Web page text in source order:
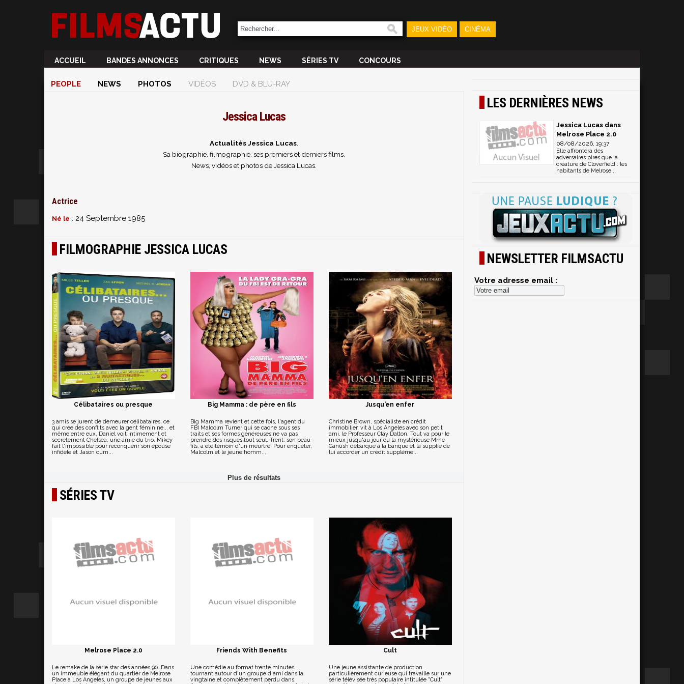
JEUX VIDÉO CINÉMA
ACCUEIL BANDES ANNONCES CRITIQUES NEWS SÉRIES TV CONCOURS
PEOPLE NEWS PHOTOS VIDÉOS DVD & BLU-RAY
Jessica Lucas
Actualités Jessica Lucas
Sa biographie, filmographie, ses premiers et derniers films.
News, vidéos et photos de Jessica Lucas.
Actrice
Né le : 24 Septembre 1985
FILMOGRAPHIE JESSICA LUCAS
Célibataires ou presque
3 amis se jurent de demeurer célibataires, ce
qui crée des conflits avec la gent féminine... et
même entre eux. Daniel voit intimement et
secrètement Chelsea, une amie du trio, Mikey
fait l'impossible pour reconquérir son épouse
infidèle et Jason cum...
Big Mamma : de père en fils
Big Mamma revient et cette fois, l'agent du
FBI Malcolm Turner qui se cache sous ses
traits et ses formes généreuses ne va pas
prendre des risques tout seul. Trent, son beau-
fils, a été témoin d'un meurtre. Pour enquêter,
Malcolm et le jeune homm...
Jusqu'en enfer
Christine Brown, spécialiste en crédit
immobilier, vit à Los Angeles avec son petit
ami, le Professeur Clay Dalton. Tout va pour le
mieux jusqu'au jour où la mystérieuse Mme
Ganush débarque à la banque et la supplie de
lui accorder un crédit suppléme...
SÉRIES TV
Melrose Place 2.0
Le remake de la série star des années 90. Dans
un immeuble élégant du quartier de Melrose
Place à Los Angeles, un groupe de jeunes aux
Friends With Benefits
Une comédie au format trente minutes
tournant autour d'un groupe d'ami dans la
vingtaine et complètement perdu dans
Cult
Une jeune assistante de production
particulièrement curieuse qui travaille sur une
série télévisée très populaire intitulée "Cult"
LES DERNIÈRES NEWS
Jessica Lucas dans
Melrose Place 2.0
08/08/2026, 19:37
Elle affrontera des
adversaires pires que la
créature de Cloverfield : les
habitants de Melrose...
NEWSLETTER FILMSACTU
Votre adresse email :